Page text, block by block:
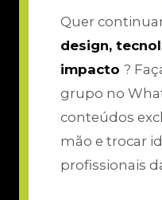
Quer
design,
impacto ?
grupo no
conteúdos
mão e trocar
profissionais